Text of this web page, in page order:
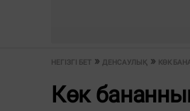
НЕГІЗГІ БЕТ ДЕНСАУЛЫҚ КӨК
Көк